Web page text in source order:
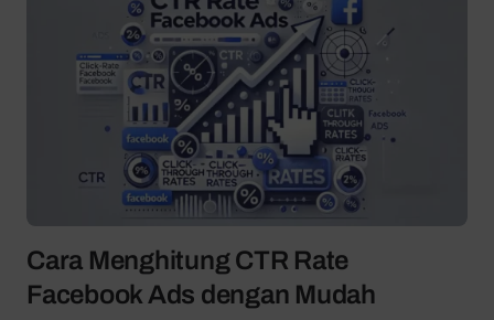
Cara Menghitung CTR Rate
Facebook Ads dengan Mudah